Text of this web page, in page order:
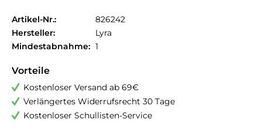
Artikel-Nr.:
826242
Hersteller:
Lyra
Mindestabnahme: 1
Vorteile
Kostenloser Versand ab 69€
Verlängertes Widerrufsrecht 30 Tage
Kostenloser Schullisten-Service